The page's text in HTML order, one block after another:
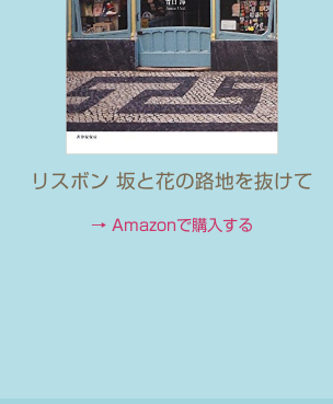
リスボン 坂と花の路地を抜けて
→ Amazonで購入する